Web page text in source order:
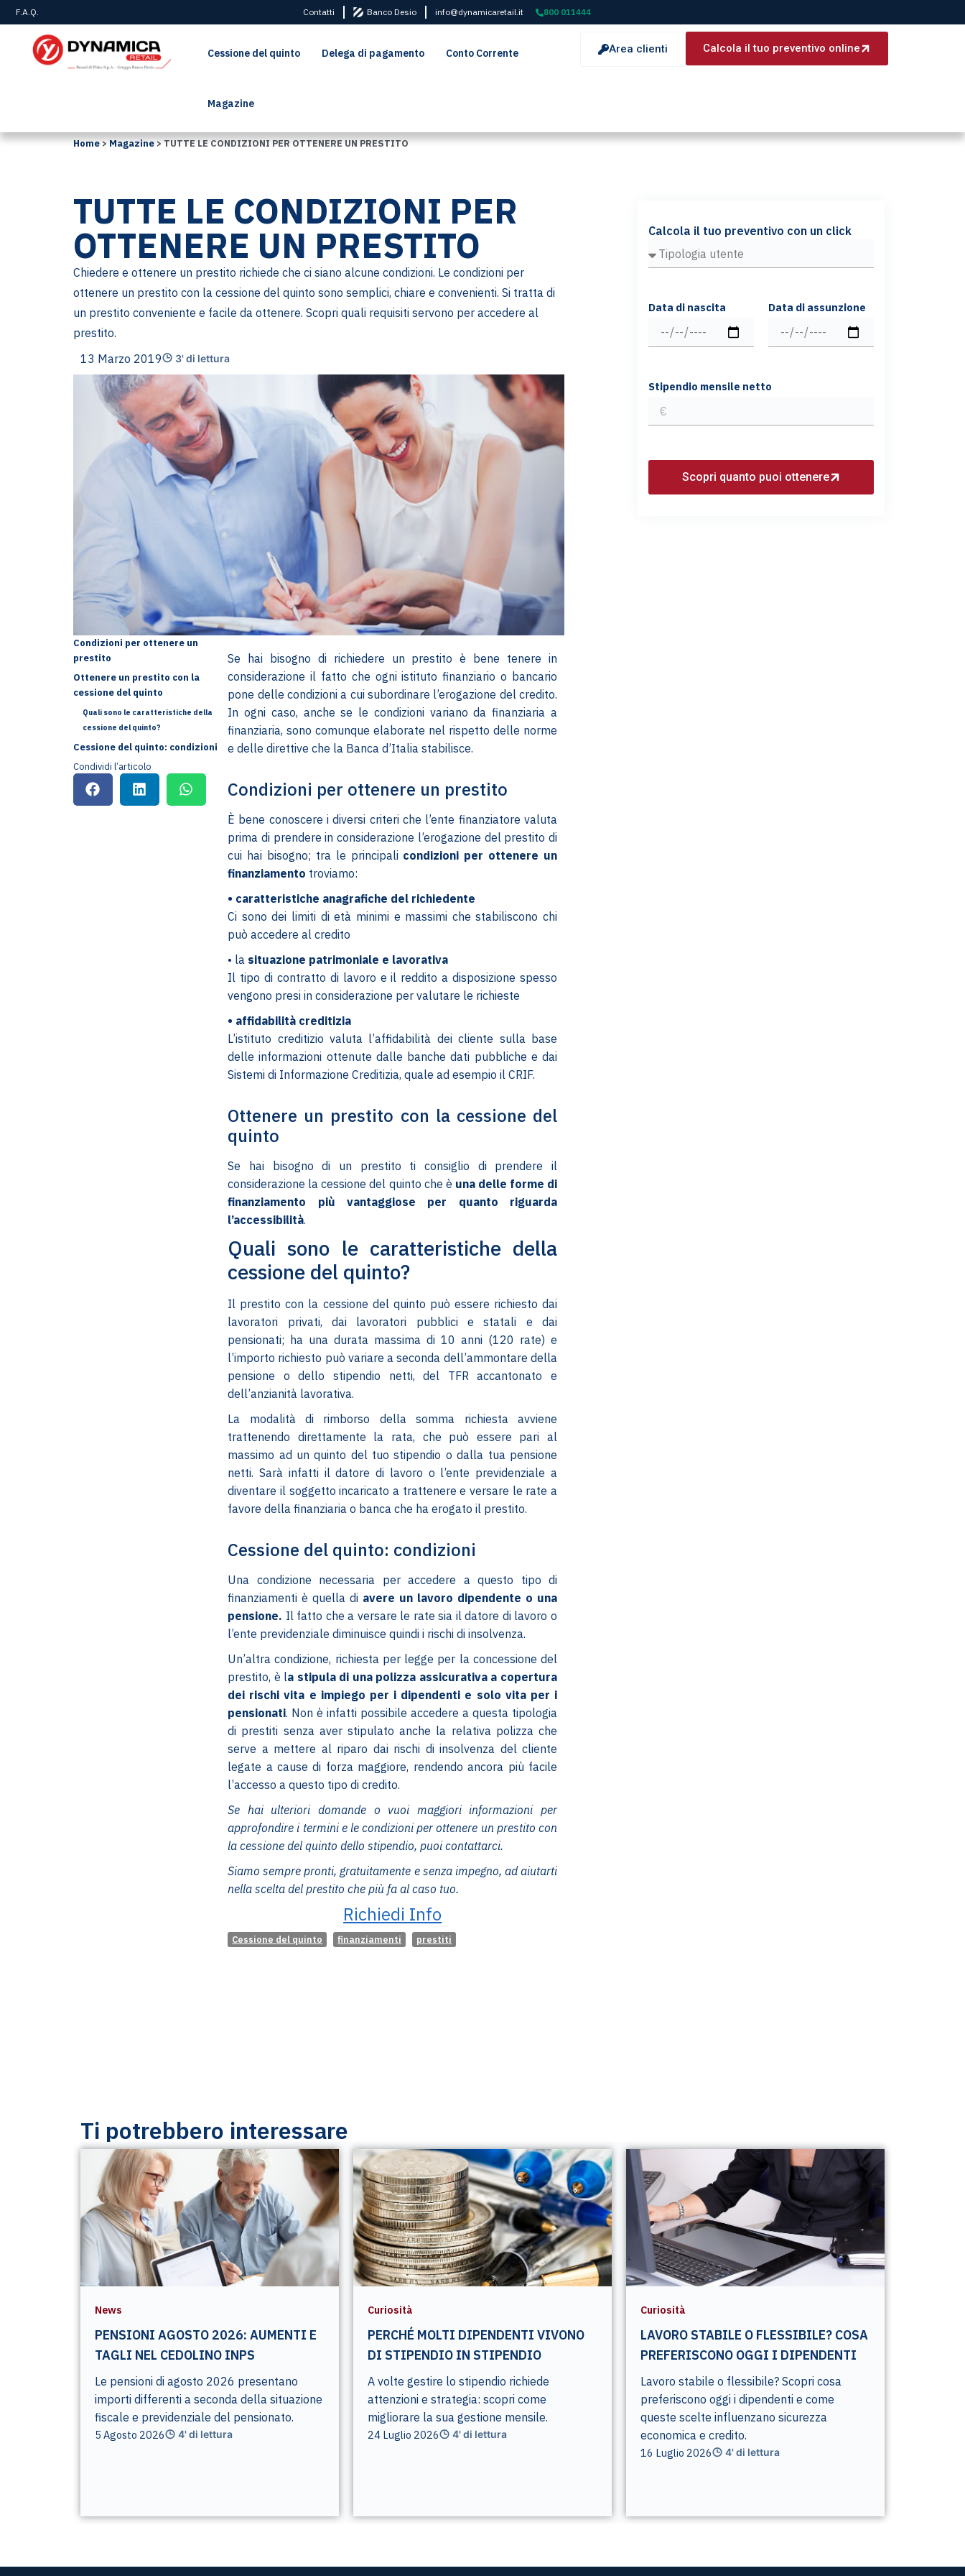
F.A.Q. Contatti Banco Desio info@dynamicaretail.it 800 011444
Cessione del quinto Delega di pagamento Conto Corrente
Magazine
Area clienti Calcola il tuo preventivo online
Home>Magazine>TUTTE LE CONDIZIONI PER OTTENERE UN PRESTITO
TUTTE LE CONDIZIONI PER
OTTENERE UN PRESTITO
Chiedere e ottenere un prestito richiede che ci siano alcune condizioni. Le condizioni per
ottenere un prestito con la cessione del quinto sono semplici, chiare e convenienti. Si tratta di
un prestito conveniente e facile da ottenere. Scopri quali requisiti servono per accedere al
prestito.
13 Marzo 2019
3' di lettura
Condizioni per ottenere un
prestito
Ottenere un prestito con la
cessione del quinto
Quali sono le caratteristiche della
cessione del quinto?
Cessione del quinto: condizioni
Condividi l’articolo
Se hai bisogno di richiedere un prestito è bene tenere in
considerazione il fatto che ogni istituto finanziario o bancario
pone delle condizioni a cui subordinare l’erogazione del credito.
In ogni caso, anche se le condizioni variano da finanziaria a
finanziaria, sono comunque elaborate nel rispetto delle norme
e delle direttive che la Banca d’Italia stabilisce.
Condizioni per ottenere un prestito
È bene conoscere i diversi criteri che l’ente finanziatore valuta
prima di prendere in considerazione l’erogazione del prestito di
cui hai bisogno; tra le principali condizioni per ottenere un
finanziamento troviamo:
• caratteristiche anagrafiche del richiedente
Ci sono dei limiti di età minimi e massimi che stabiliscono chi
può accedere al credito
• la situazione patrimoniale e lavorativa
Il tipo di contratto di lavoro e il reddito a disposizione spesso
vengono presi in considerazione per valutare le richieste
• affidabilità creditizia
L’istituto creditizio valuta l’affidabilità dei cliente sulla base
delle informazioni ottenute dalle banche dati pubbliche e dai
Sistemi di Informazione Creditizia, quale ad esempio il CRIF.
Ottenere un prestito con la cessione del
quinto
Se hai bisogno di un prestito ti consiglio di prendere il
considerazione la cessione del quinto che è una delle forme di
finanziamento più vantaggiose per quanto riguarda
l’accessibilità.
Quali sono le caratteristiche della
cessione del quinto?
Il prestito con la cessione del quinto può essere richiesto dai
lavoratori privati, dai lavoratori pubblici e statali e dai
pensionati; ha una durata massima di 10 anni (120 rate) e
l’importo richiesto può variare a seconda dell’ammontare della
pensione o dello stipendio netti, del TFR accantonato e
dell’anzianità lavorativa.
La modalità di rimborso della somma richiesta avviene
trattenendo direttamente la rata, che può essere pari al
massimo ad un quinto del tuo stipendio o dalla tua pensione
netti. Sarà infatti il datore di lavoro o l’ente previdenziale a
diventare il soggetto incaricato a trattenere e versare le rate a
favore della finanziaria o banca che ha erogato il prestito.
Cessione del quinto: condizioni
Una condizione necessaria per accedere a questo tipo di
finanziamenti è quella di avere un lavoro dipendente o una
pensione. Il fatto che a versare le rate sia il datore di lavoro o
l’ente previdenziale diminuisce quindi i rischi di insolvenza.
Un’altra condizione, richiesta per legge per la concessione del
prestito, è la stipula di una polizza assicurativa a copertura
dei rischi vita e impiego per i dipendenti e solo vita per i
pensionati. Non è infatti possibile accedere a questa tipologia
di prestiti senza aver stipulato anche la relativa polizza che
serve a mettere al riparo dai rischi di insolvenza del cliente
legate a cause di forza maggiore, rendendo ancora più facile
l’accesso a questo tipo di credito.
Se hai ulteriori domande o vuoi maggiori informazioni per
approfondire i termini e le condizioni per ottenere un prestito con
la cessione del quinto dello stipendio, puoi contattarci.
Siamo sempre pronti, gratuitamente e senza impegno, ad aiutarti
nella scelta del prestito che più fa al caso tuo.
Richiedi Info
Cessione del quinto finanziamenti prestiti
Calcola il tuo preventivo con un click
Data di nascita Data di assunzione
Stipendio mensile netto
Scopri quanto puoi ottenere
Ti potrebbero interessare
News
PENSIONI AGOSTO 2026: AUMENTI E
TAGLI NEL CEDOLINO INPS
Le pensioni di agosto 2026 presentano
importi differenti a seconda della situazione
fiscale e previdenziale del pensionato.
5 Agosto 2026 4' di lettura
Curiosità
PERCHÉ MOLTI DIPENDENTI VIVONO
DI STIPENDIO IN STIPENDIO
A volte gestire lo stipendio richiede
attenzioni e strategia: scopri come
migliorare la sua gestione mensile.
24 Luglio 2026 4' di lettura
Curiosità
LAVORO STABILE O FLESSIBILE? COSA
PREFERISCONO OGGI I DIPENDENTI
Lavoro stabile o flessibile? Scopri cosa
preferiscono oggi i dipendenti e come
queste scelte influenzano sicurezza
economica e credito.
16 Luglio 2026 4' di lettura